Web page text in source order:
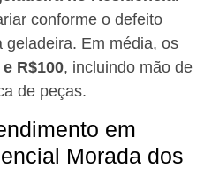
conforme o defeito
geladeira. Em média, os
e R$100, incluindo mão de
de peças.
em
Morada dos